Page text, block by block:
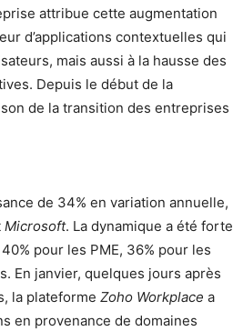
attribue cette augmentation
d’applications contextuelles qui
mais aussi à la hausse des
Depuis le début de la
de la transition des entreprises
de 34% en variation annuelle,
Microsoft. La dynamique a été forte
pour les PME, 36% pour les
En janvier, quelques jours après
la plateforme Zoho Workplace a
en provenance de domaines